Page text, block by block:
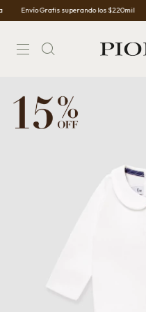
Envío Gratis superando los $220mil